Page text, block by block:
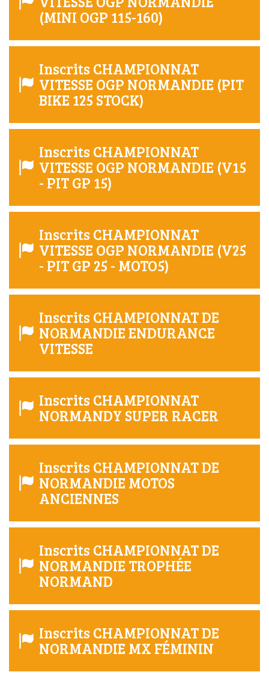
(MINI OGP 115-160)
Inscrits CHAMPIONNAT
VITESSE OGP NORMANDIE (PIT
BIKE 125 STOCK)
Inscrits CHAMPIONNAT
VITESSE OGP NORMANDIE (V15
- PIT GP 15)
Inscrits CHAMPIONNAT
VITESSE OGP NORMANDIE (V25
- PIT GP 25 - MOTO5)
Inscrits CHAMPIONNAT DE
NORMANDIE ENDURANCE
VITESSE
Inscrits CHAMPIONNAT
NORMANDY SUPER RACER
Inscrits CHAMPIONNAT DE
NORMANDIE MOTOS
ANCIENNES
Inscrits CHAMPIONNAT DE
NORMANDIE TROPHÉE
NORMAND
Inscrits CHAMPIONNAT DE
NORMANDIE MX FÉMININ